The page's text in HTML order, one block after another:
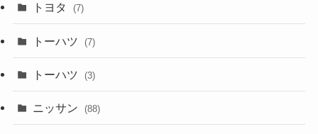
トヨタ (7)
トーハツ (7)
トーハツ (3)
ニッサン (88)